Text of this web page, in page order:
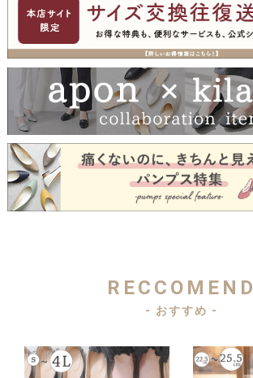
RECCOMEND
- おすすめ -